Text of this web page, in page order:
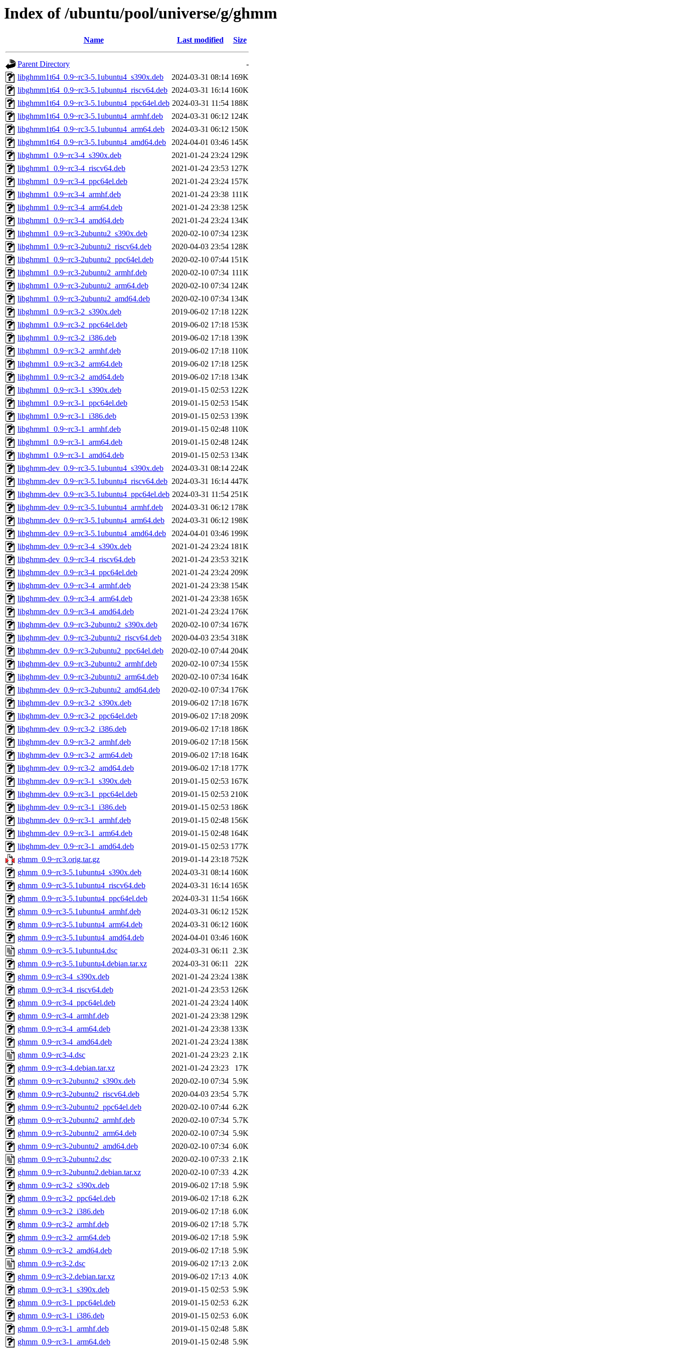
Index of /ubuntu/pool/universe/g/ghmm
Name Last modified Size
Parent Directory
-
libghmm1t64_0.9~rc3-5.1ubuntu4_s390x.deb
2024-03-31 08:14 169K
libghmm1t64_0.9~rc3-5.1ubuntu4_riscv64.deb 2024-03-31 16:14 160K
libghmm1t64_0.9~rc3-5.1ubuntu4_ppc64el.deb 2024-03-31 11:54 188K
libghmm1t64_0.9~rc3-5.1ubuntu4_armhf.deb
2024-03-31 06:12 124K
libghmm1t64_0.9~rc3-5.1ubuntu4_arm64.deb
2024-03-31 06:12 150K
libghmm1t64_0.9~rc3-5.1ubuntu4_amd64.deb
2024-04-01 03:46 145K
libghmm1_0.9~rc3-4_s390x.deb
2021-01-24 23:24 129K
libghmm1_0.9~rc3-4_riscv64.deb
2021-01-24 23:53 127K
libghmm1_0.9~rc3-4_ppc64el.deb
2021-01-24 23:24 157K
libghmm1_0.9~rc3-4_armhf.deb
2021-01-24 23:38 111K
libghmm1_0.9~rc3-4_arm64.deb
2021-01-24 23:38 125K
libghmm1_0.9~rc3-4_amd64.deb
2021-01-24 23:24 134K
libghmm1_0.9~rc3-2ubuntu2_s390x.deb
2020-02-10 07:34 123K
libghmm1_0.9~rc3-2ubuntu2_riscv64.deb
2020-04-03 23:54 128K
libghmm1_0.9~rc3-2ubuntu2_ppc64el.deb
2020-02-10 07:44 151K
libghmm1_0.9~rc3-2ubuntu2_armhf.deb
2020-02-10 07:34 111K
libghmm1_0.9~rc3-2ubuntu2_arm64.deb
2020-02-10 07:34 124K
libghmm1_0.9~rc3-2ubuntu2_amd64.deb
2020-02-10 07:34 134K
libghmm1_0.9~rc3-2_s390x.deb
2019-06-02 17:18 122K
libghmm1_0.9~rc3-2_ppc64el.deb
2019-06-02 17:18 153K
libghmm1_0.9~rc3-2_i386.deb
2019-06-02 17:18 139K
libghmm1_0.9~rc3-2_armhf.deb
2019-06-02 17:18 110K
libghmm1_0.9~rc3-2_arm64.deb
2019-06-02 17:18 125K
libghmm1_0.9~rc3-2_amd64.deb
2019-06-02 17:18 134K
libghmm1_0.9~rc3-1_s390x.deb
2019-01-15 02:53 122K
libghmm1_0.9~rc3-1_ppc64el.deb
2019-01-15 02:53 154K
libghmm1_0.9~rc3-1_i386.deb
2019-01-15 02:53 139K
libghmm1_0.9~rc3-1_armhf.deb
2019-01-15 02:48 110K
libghmm1_0.9~rc3-1_arm64.deb
2019-01-15 02:48 124K
libghmm1_0.9~rc3-1_amd64.deb
2019-01-15 02:53 134K
libghmm-dev_0.9~rc3-5.1ubuntu4_s390x.deb
2024-03-31 08:14 224K
libghmm-dev_0.9~rc3-5.1ubuntu4_riscv64.deb 2024-03-31 16:14 447K
libghmm-dev_0.9~rc3-5.1ubuntu4_ppc64el.deb 2024-03-31 11:54 251K
libghmm-dev_0.9~rc3-5.1ubuntu4_armhf.deb
2024-03-31 06:12 178K
libghmm-dev_0.9~rc3-5.1ubuntu4_arm64.deb
2024-03-31 06:12 198K
libghmm-dev_0.9~rc3-5.1ubuntu4_amd64.deb
2024-04-01 03:46 199K
libghmm-dev_0.9~rc3-4_s390x.deb
2021-01-24 23:24 181K
libghmm-dev_0.9~rc3-4_riscv64.deb
2021-01-24 23:53 321K
libghmm-dev_0.9~rc3-4_ppc64el.deb
2021-01-24 23:24 209K
libghmm-dev_0.9~rc3-4_armhf.deb
2021-01-24 23:38 154K
libghmm-dev_0.9~rc3-4_arm64.deb
2021-01-24 23:38 165K
libghmm-dev_0.9~rc3-4_amd64.deb
2021-01-24 23:24 176K
libghmm-dev_0.9~rc3-2ubuntu2_s390x.deb
2020-02-10 07:34 167K
libghmm-dev_0.9~rc3-2ubuntu2_riscv64.deb
2020-04-03 23:54 318K
libghmm-dev_0.9~rc3-2ubuntu2_ppc64el.deb
2020-02-10 07:44 204K
libghmm-dev_0.9~rc3-2ubuntu2_armhf.deb
2020-02-10 07:34 155K
libghmm-dev_0.9~rc3-2ubuntu2_arm64.deb
2020-02-10 07:34 164K
libghmm-dev_0.9~rc3-2ubuntu2_amd64.deb
2020-02-10 07:34 176K
libghmm-dev_0.9~rc3-2_s390x.deb
2019-06-02 17:18 167K
libghmm-dev_0.9~rc3-2_ppc64el.deb
2019-06-02 17:18 209K
libghmm-dev_0.9~rc3-2_i386.deb
2019-06-02 17:18 186K
libghmm-dev_0.9~rc3-2_armhf.deb
2019-06-02 17:18 156K
libghmm-dev_0.9~rc3-2_arm64.deb
2019-06-02 17:18 164K
libghmm-dev_0.9~rc3-2_amd64.deb
2019-06-02 17:18 177K
libghmm-dev_0.9~rc3-1_s390x.deb
2019-01-15 02:53 167K
libghmm-dev_0.9~rc3-1_ppc64el.deb
2019-01-15 02:53 210K
libghmm-dev_0.9~rc3-1_i386.deb
2019-01-15 02:53 186K
libghmm-dev_0.9~rc3-1_armhf.deb
2019-01-15 02:48 156K
libghmm-dev_0.9~rc3-1_arm64.deb
2019-01-15 02:48 164K
libghmm-dev_0.9~rc3-1_amd64.deb
2019-01-15 02:53 177K
ghmm_0.9~rc3.orig.tar.gz
2019-01-14 23:18 752K
ghmm_0.9~rc3-5.1ubuntu4_s390x.deb
2024-03-31 08:14 160K
ghmm_0.9~rc3-5.1ubuntu4_riscv64.deb
2024-03-31 16:14 165K
ghmm_0.9~rc3-5.1ubuntu4_ppc64el.deb
2024-03-31 11:54 166K
ghmm_0.9~rc3-5.1ubuntu4_armhf.deb
2024-03-31 06:12 152K
ghmm_0.9~rc3-5.1ubuntu4_arm64.deb
2024-03-31 06:12 160K
ghmm_0.9~rc3-5.1ubuntu4_amd64.deb
2024-04-01 03:46 160K
ghmm_0.9~rc3-5.1ubuntu4.dsc
2024-03-31 06:11 2.3K
ghmm_0.9~rc3-5.1ubuntu4.debian.tar.xz
2024-03-31 06:11
22K
ghmm_0.9~rc3-4_s390x.deb
2021-01-24 23:24 138K
ghmm_0.9~rc3-4_riscv64.deb
2021-01-24 23:53 126K
ghmm_0.9~rc3-4_ppc64el.deb
2021-01-24 23:24 140K
ghmm_0.9~rc3-4_armhf.deb
2021-01-24 23:38 129K
ghmm_0.9~rc3-4_arm64.deb
2021-01-24 23:38 133K
ghmm_0.9~rc3-4_amd64.deb
2021-01-24 23:24 138K
ghmm_0.9~rc3-4.dsc
2021-01-24 23:23 2.1K
ghmm_0.9~rc3-4.debian.tar.xz
2021-01-24 23:23
17K
ghmm_0.9~rc3-2ubuntu2_s390x.deb
2020-02-10 07:34 5.9K
ghmm_0.9~rc3-2ubuntu2_riscv64.deb
2020-04-03 23:54 5.7K
ghmm_0.9~rc3-2ubuntu2_ppc64el.deb
2020-02-10 07:44 6.2K
ghmm_0.9~rc3-2ubuntu2_armhf.deb
2020-02-10 07:34 5.7K
ghmm_0.9~rc3-2ubuntu2_arm64.deb
2020-02-10 07:34 5.9K
ghmm_0.9~rc3-2ubuntu2_amd64.deb
2020-02-10 07:34 6.0K
ghmm_0.9~rc3-2ubuntu2.dsc
2020-02-10 07:33 2.1K
ghmm_0.9~rc3-2ubuntu2.debian.tar.xz
2020-02-10 07:33 4.2K
ghmm_0.9~rc3-2_s390x.deb
2019-06-02 17:18 5.9K
ghmm_0.9~rc3-2_ppc64el.deb
2019-06-02 17:18 6.2K
ghmm_0.9~rc3-2_i386.deb
2019-06-02 17:18 6.0K
ghmm_0.9~rc3-2_armhf.deb
2019-06-02 17:18 5.7K
ghmm_0.9~rc3-2_arm64.deb
2019-06-02 17:18 5.9K
ghmm_0.9~rc3-2_amd64.deb
2019-06-02 17:18 5.9K
ghmm_0.9~rc3-2.dsc
2019-06-02 17:13 2.0K
ghmm_0.9~rc3-2.debian.tar.xz
2019-06-02 17:13 4.0K
ghmm_0.9~rc3-1_s390x.deb
2019-01-15 02:53 5.9K
ghmm_0.9~rc3-1_ppc64el.deb
2019-01-15 02:53 6.2K
ghmm_0.9~rc3-1_i386.deb
2019-01-15 02:53 6.0K
ghmm_0.9~rc3-1_armhf.deb
2019-01-15 02:48 5.8K
ghmm_0.9~rc3-1_arm64.deb
2019-01-15 02:48 5.9K